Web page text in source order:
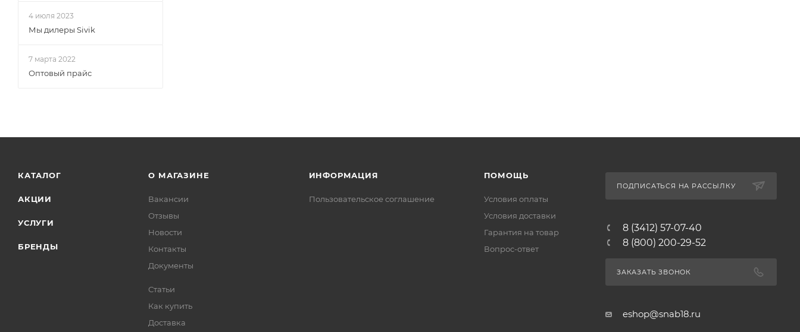
4 июля 2023
Мы дилеры Sivik
7 марта 2022
Оптовый прайс
КАТАЛОГ
АКЦИИ
УСЛУГИ
БРЕНДЫ
О МАГАЗИНЕ
Вакансии
Отзывы
Новости
Контакты
Документы
Статьи
Как купить
Доставка
ИНФОРМАЦИЯ
Пользовательское соглашение
ПОМОЩЬ
Условия оплаты
Условия доставки
Гарантия на товар
Вопрос-ответ
ПОДПИСАТЬСЯ НА РАССЫЛКУ
8 (3412) 57-07-40
8 (800) 200-29-52
ЗАКАЗАТЬ ЗВОНОК
eshop@snab18.ru